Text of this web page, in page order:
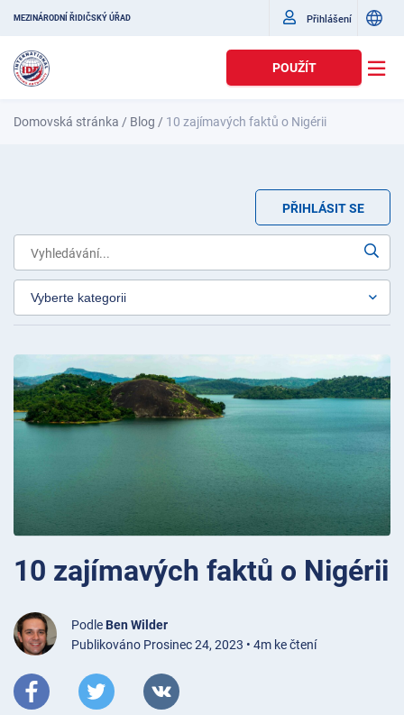
MEZINÁRODNÍ ŘIDIČSKÝ ÚŘAD Přihlášení
POUŽÍT
Domovská stránka / Blog / 10 zajímavých faktů o Nigérii
PŘIHLÁSIT SE
10 zajímavých faktů o Nigérii
Podle Ben Wilder
Publikováno Prosinec 24, 2023 • 4m ke čtení